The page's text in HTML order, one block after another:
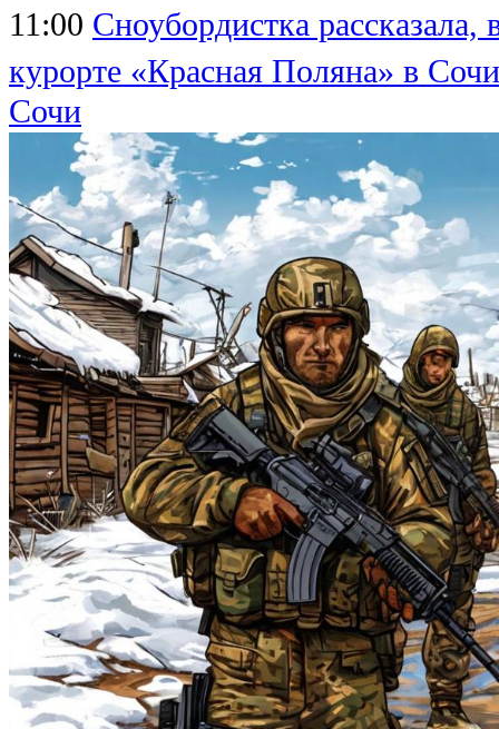
11:00 Сноубордистка рассказала,
курорте «Красная Поляна» в Сочи
Сочи